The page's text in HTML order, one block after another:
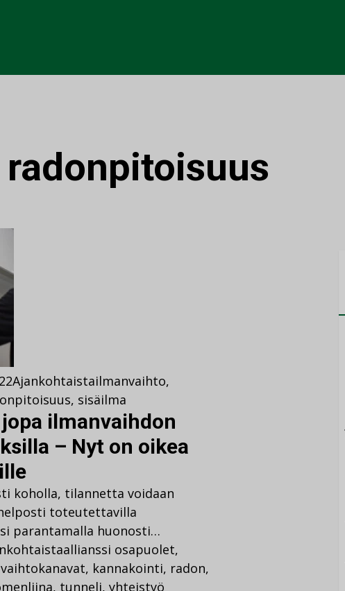
radonpitoisuus
Ajankohtaistailmanvaihto,
, sisäilma
ilmanvaihdon
– Nyt on oikea
koholla, tilannetta voidaan
toteutettavilla
parantamalla huonosti…
allianssi osapuolet,
, kannakointi, radon,
, tunneli, yhteistyö